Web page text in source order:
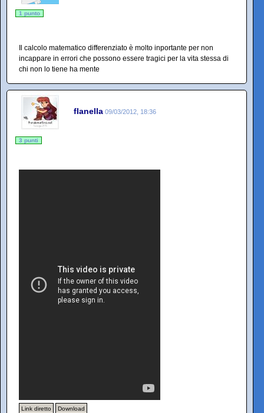
1 punto
Il calcolo matematico differenziato è molto inportante per non
incappare in errori che possono essere tragici per la vita stessa di
chi non lo tiene ha mente
flanella 09/03/2012, 18:36
3 punti
Link diretto Download